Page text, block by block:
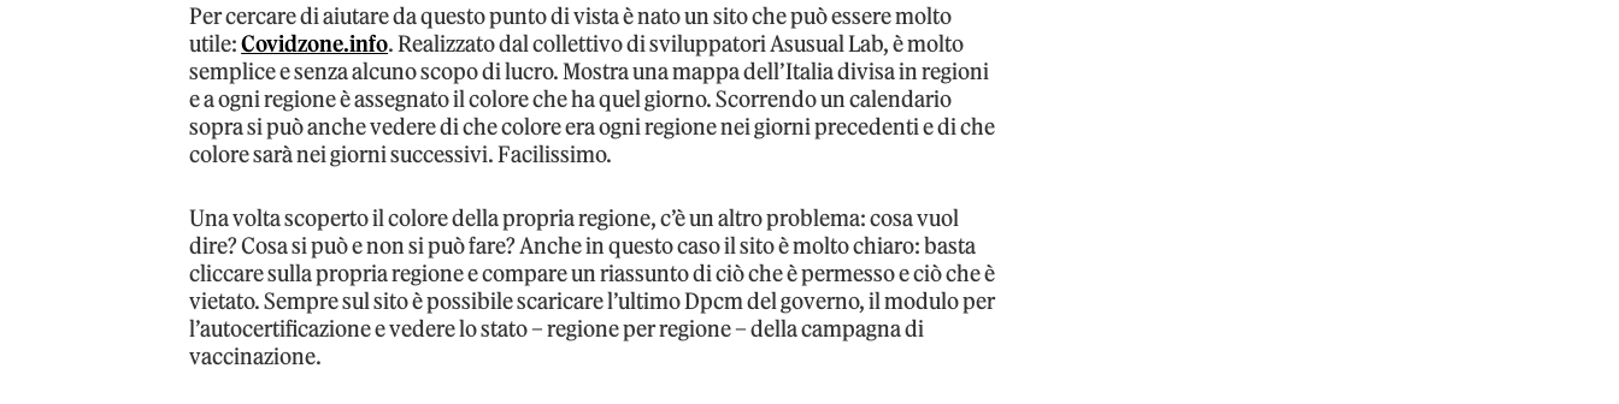
Per cercare di aiutare da questo punto di vista è nato un sito che può essere molto
utile:Covidzone.info. Realizzato dal collettivo di sviluppatori Asusual Lab, è molto
semplice e senza alcuno scopo di lucro. Mostra una mappa dell’Italia divisa in regioni
e a ogni regione è assegnato il colore che ha quel giorno. Scorrendo un calendario
sopra si può anche vedere di che colore era ogni regione nei giorni precedenti e di che
colore sarà nei giorni successivi. Facilissimo.
Una volta scoperto il colore della propria regione, c’è un altro problema: cosa vuol
dire? Cosa si può e non si può fare? Anche in questo caso il sito è molto chiaro: basta
cliccare sulla propria regione e compare un riassunto di ciò che è permesso e ciò che è
vietato. Sempre sul sito è possibile scaricare l’ultimo Dpcm del governo, il modulo per
l’autocertificazione e vedere lo stato – regione per regione – della campagna di
vaccinazione.